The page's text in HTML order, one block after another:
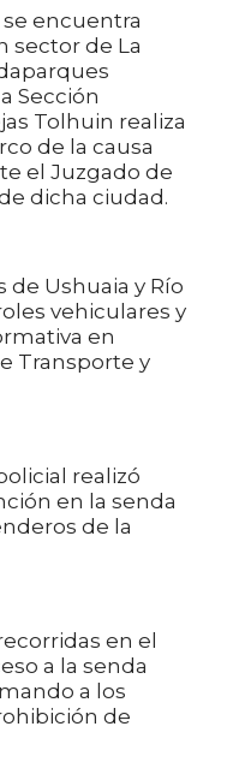
encuentra
sector de La
Sección
Tolhuin realiza
de la causa
el Juzgado de
dicha ciudad.
Ushuaia y Río
vehiculares y
en
Transporte y
realizó
en la senda
de la
en el
a la senda
a los
de